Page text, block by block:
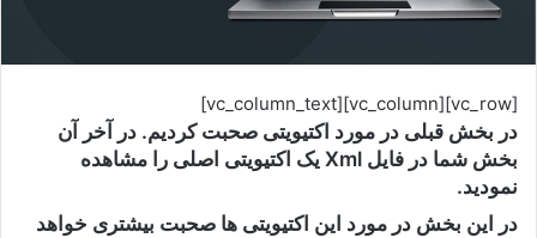
[vc_row][vc_column][vc_column_text]
در بخش قبلی در مورد اکتیویتی صحبت کردیم. در آخر آن
بخش شما در فایل Xml یک اکتیویتی اصلی را مشاهده
نمودید.
در این بخش در مورد این اکتیویتی ها صحبت بیشتری خواهد